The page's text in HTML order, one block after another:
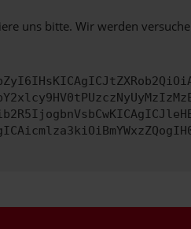
uns bitte. Wir werden